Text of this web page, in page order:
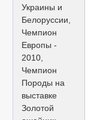
Украины и
Белоруссии,
Чемпион
Европы -
2010,
Чемпион
Породы на
выставке
Золотой